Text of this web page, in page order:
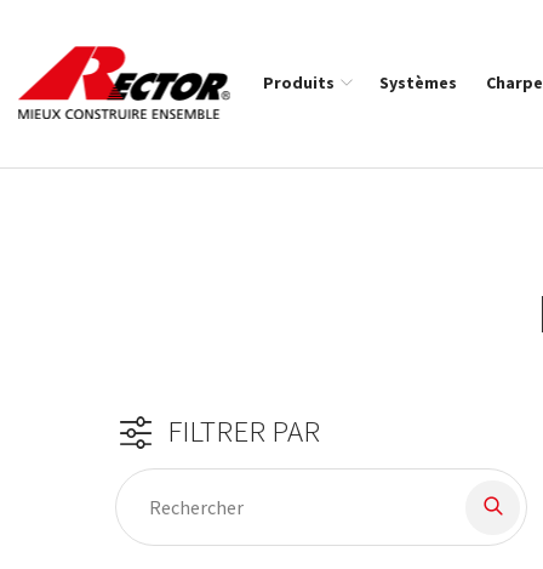
Rector Mieux construire ensemble
Produits Systèmes
FILTRER PAR